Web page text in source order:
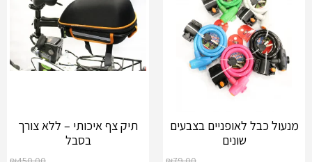
מנעול כבל לאופניים בצבעים
שונים
תיק צף איכותי – ללא צורך
בסבל